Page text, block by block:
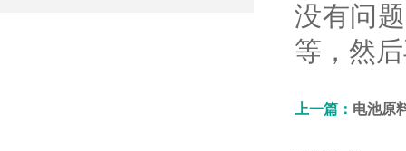
没有问
等，然
上一篇： 电池原